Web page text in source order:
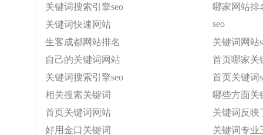
关键词搜索引擎seo
哪家网站排
关键词快速网站
seo
生客成都网站排名
关键词网站
自己的关键词网站
首页哪家关
关键词搜索引擎seo
首页关键词
相关搜索关键词
哪些方面关
首页关键词网站
关键词反映
好用金口关键词
关键词专业